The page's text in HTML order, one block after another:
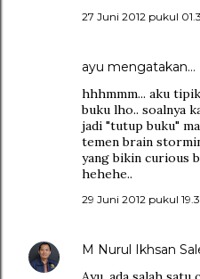
27 Juni 2012 pukul
ayu mengatakan…
hhhmmm... aku
buku lho.. soalnya
jadi "tutup buku"
temen brain
yang bikin curious
hehehe..
29 Juni 2012 pukul
M Nurul Ikhsan